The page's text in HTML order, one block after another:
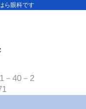
ら眼科です
－40－2